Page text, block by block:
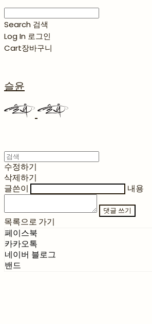
Search 검색
Log In 로그인
Cart장바구니
슬윤
수정하기
삭제하기
글쓴이
내용
댓글 쓰기
목록으로 가기
페이스북
카카오톡
네이버 블로그
밴드